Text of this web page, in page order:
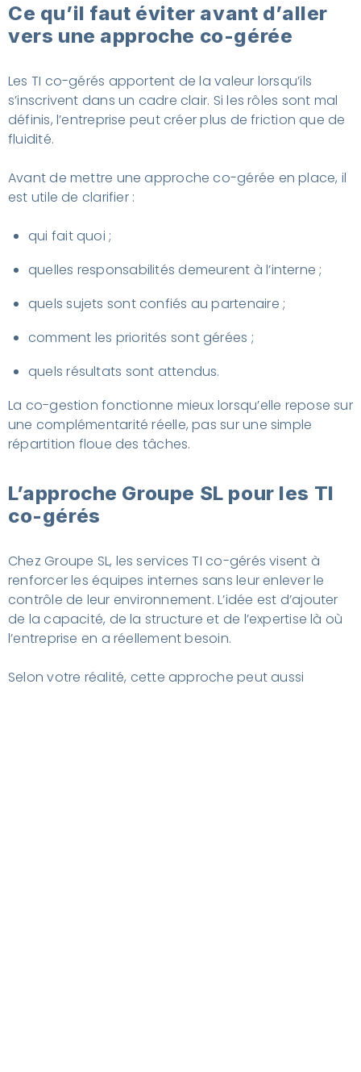
Ce qu’il faut éviter avant d’aller
vers une approche co-gérée
Les TI co-gérés apportent de la valeur lorsqu’ils
s’inscrivent dans un cadre clair. Si les rôles sont mal
définis, l’entreprise peut créer plus de friction que de
fluidité.
Avant de mettre une approche co-gérée en place, il
est utile de clarifier :
qui fait quoi ;
quelles responsabilités demeurent à l’interne ;
quels sujets sont confiés au partenaire ;
comment les priorités sont gérées ;
quels résultats sont attendus.
La co-gestion fonctionne mieux lorsqu’elle repose sur
une complémentarité réelle, pas sur une simple
répartition floue des tâches.
L’approche Groupe SL pour les TI
co-gérés
Chez Groupe SL, les services TI co-gérés visent à
renforcer les équipes internes sans leur enlever le
contrôle de leur environnement. L’idée est d’ajouter
de la capacité, de la structure et de l’expertise là où
l’entreprise en a réellement besoin.
Selon votre réalité, cette approche peut aussi